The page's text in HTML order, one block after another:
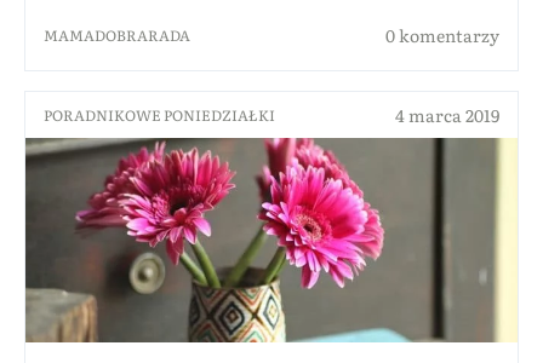
MAMADOBRARADA 0 komentarzy
PORADNIKOWE PONIEDZIAŁKI 4 marca 2019